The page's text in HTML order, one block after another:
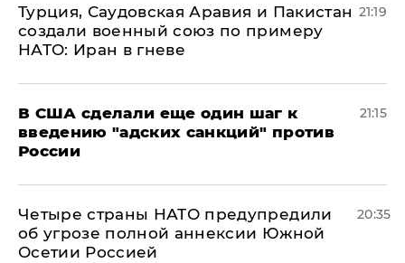
Турция, Саудовская Аравия и Пакистан
создали военный союз по примеру
НАТО: Иран в гневе
21:19
В США сделали еще один шаг к
введению "адских санкций" против
России
21:15
Четыре страны НАТО предупредили
об угрозе полной аннексии Южной
Осетии Россией
20:35